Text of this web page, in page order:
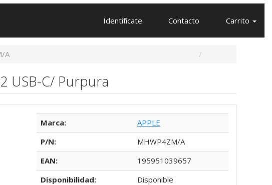
Identifícate Contacto Carrito
A
USB-C/ Purpura
Marca:
APPLE
P/N:
MHWP4ZM/A
EAN:
195951039657
Disponibilidad:
Disponible